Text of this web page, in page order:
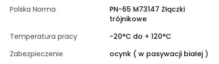
Polska Norma
PN-65 M73147 Złączki
trójnikowe
Temperatura pracy
-20°C do + 120°C
Zabezpieczenie
ocynk ( w pasywacji białej )